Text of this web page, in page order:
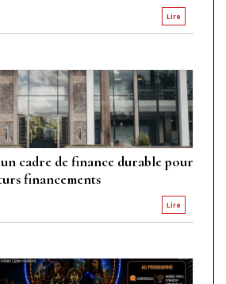
Lire
cadre de finance durable pour
financements
Lire